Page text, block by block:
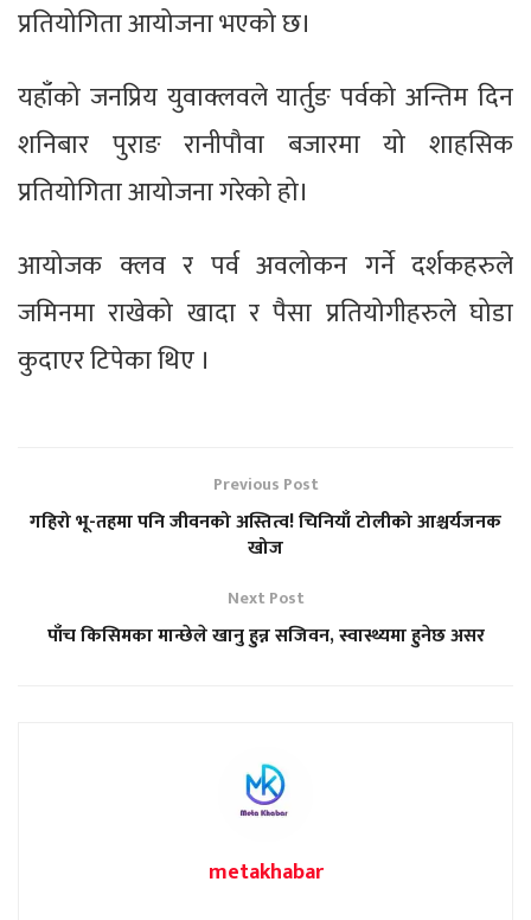
प्रतियोगिता आयोजना भएको छ।
यहाँको जनप्रिय युवाक्लवले यार्तुङ पर्वको अन्तिम दिन
शनिबार पुराङ रानीपौवा बजारमा यो शाहसिक
प्रतियोगिता आयोजना गरेको हो।
आयोजक क्लव र पर्व अवलोकन गर्ने दर्शकहरुले
जमिनमा राखेको खादा र पैसा प्रतियोगीहरुले घोडा
कुदाएर टिपेका थिए ।
Previous Post
गहिरो भू-तहमा पनि जीवनको अस्तित्व! चिनियाँ टोलीको आश्चर्यजनक
खोज
Next Post
पाँच किसिमका मान्छेले खानु हुन्न सजिवन, स्वास्थ्यमा हुनेछ असर
metakhabar